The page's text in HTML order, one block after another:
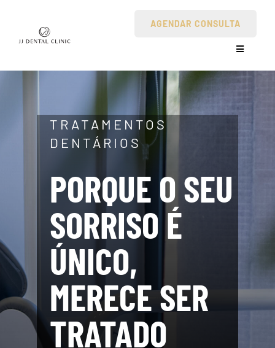
content
AGENDAR CONSULTA
Toggle
Tratamentos Dentários
Contactos
TRATAMENTOS
DENTÁRIOS
PORQUE O SEU
SORRISO É
ÚNICO,
MERECE SER
TRATADO